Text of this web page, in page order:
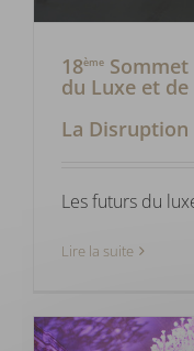
18ème Sommet
du Luxe et
La
Les futurs du
Lire la suite